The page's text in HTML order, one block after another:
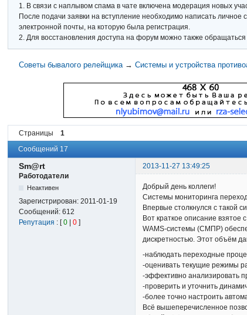
1. В связи с наплывом спама в чате включена модерация новых
После подачи заявки на вступление необходимо написать
электронной почты, на которую была регистрация.
2. Для восстановления доступа на форум можно также
Советы бывалого релейщика → Системы и устройства
Страницы 1
Сообщений 17
Sm@rt
2013-11-27 13:49:25
Работодатели
Неактивен
Зарегистрирован:2011-01-19
Сообщений:612
Репутация : [0 |0 ]
Добрый день коллеги!
Системы мониторинга
Впервые столкнулся с такой
Вот краткое описание взятое
WAMS-системы (СМПР)
дискретностью. Этот объём
-наблюдать переходные
-оценивать текущие режимы
-эффективно анализировать
-проверить и уточнить
-более точно настроить
Всё вышеперечисленное